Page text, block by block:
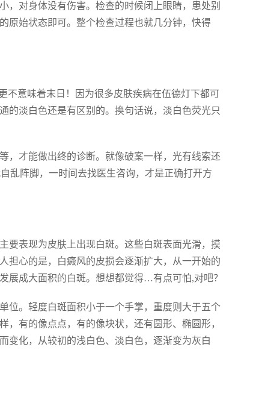
，对身体没有伤害。检查的时候闭上眼睛，患处别
原始状态即可。整个检查过程也就几分钟，快得
不意味着末日！因为很多皮肤疾病在伍德灯下都可
的淡白色还是有区别的。换句话说，淡白色荧光只
，才能做出终的诊断。就像破案一样，光有线索还
乱阵脚，一时间去找医生咨询，才是正确打开方
要表现为皮肤上出现白斑。这些白斑表面光滑，摸
担心的是，白癜风的皮损会逐渐扩大，从一开始的
成大面积的白斑。想想都觉得…有点可怕,对吧？
位。轻度白斑面积小于一个手掌，重度则大于五个
有的像点点，有的像块状，还有圆形、椭圆形，
变化，从较初的浅白色、淡白色，逐渐变为灰白